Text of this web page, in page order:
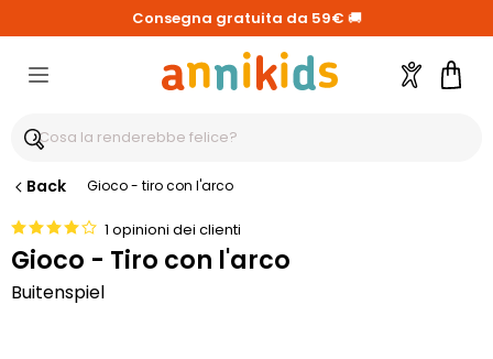
Consegna gratuita da 59€ 🚚
Account
Back Gioco - tiro con l'arco
1 opinioni dei clienti
Gioco - Tiro con l'arco
Buitenspiel